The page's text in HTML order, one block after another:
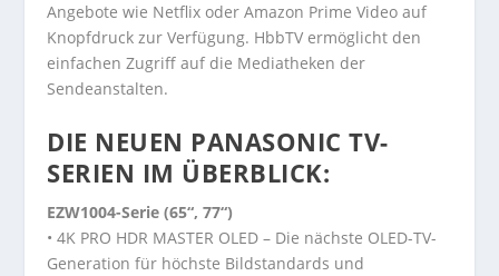
Angebote wie Netflix oder Amazon Prime Video auf
Knopfdruck zur Verfügung. HbbTV ermöglicht den
einfachen Zugriff auf die Mediatheken der
Sendeanstalten.
DIE NEUEN PANASONIC TV-
SERIEN IM ÜBERBLICK:
EZW1004-Serie (65“, 77“)
• 4K PRO HDR MASTER OLED – Die nächste OLED-TV-
Generation für höchste Bildstandards und